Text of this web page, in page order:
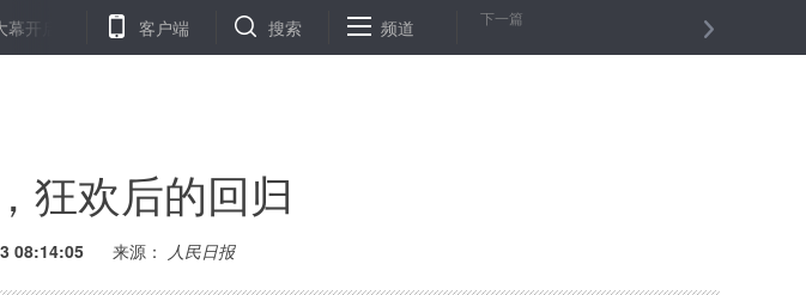
业链投资机会凸显 H股启动全流通试点 恒指创下十年新高 转债持仓格局生变 基金悄然入场增持
客户端 搜索 频道 下一篇
狂欢后的回归
08:14:05 来源： 人民日报